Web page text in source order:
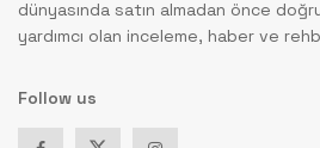
dünyasında satın almadan önce
yardımcı olan inceleme, haber ve
Follow us